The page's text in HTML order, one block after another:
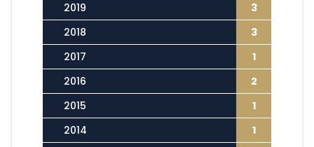
2019
3
2018
3
2017
1
2016
2
2015
1
2014
1